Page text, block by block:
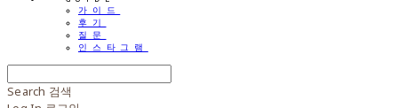
가이드
후기
질문
인스타그램
Search 검색